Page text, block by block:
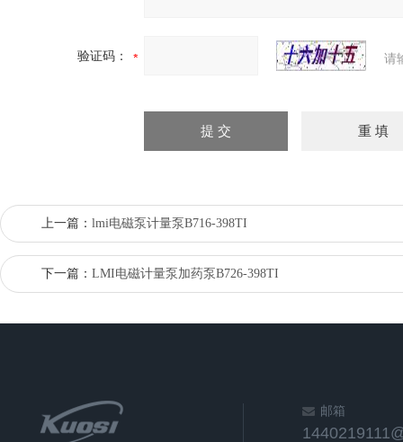
验证码： 请
上一篇： lmi电磁泵计量泵B716-398TI
下一篇： LMI电磁计量泵加药泵B726-398TI
邮箱